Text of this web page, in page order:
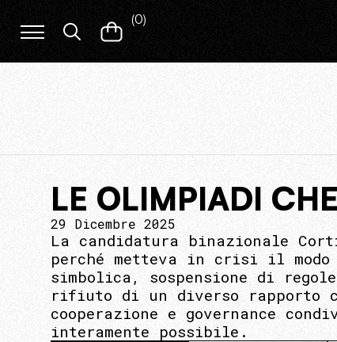
(0)
LE OLIMPIADI
29 Dicembre 2025
La candidatura binazionale
perché metteva in crisi il
simbolica, sospensione di
rifiuto di un diverso rapporto
cooperazione e governance
interamente possibile.